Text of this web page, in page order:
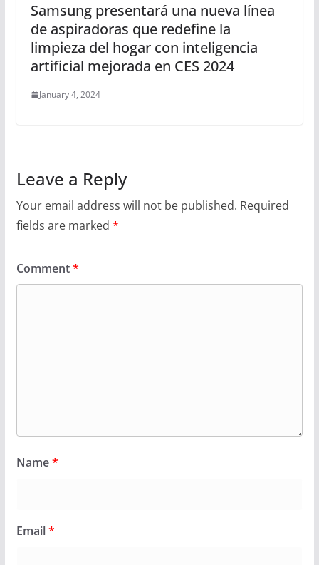
Samsung presentará una nueva línea
de aspiradoras que redefine la
limpieza del hogar con inteligencia
artificial mejorada en CES 2024
January 4, 2024
Leave a Reply
Your email address will not be published. Required
fields are marked *
Comment*
Name*
Email*